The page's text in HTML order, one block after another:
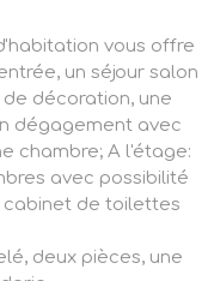
vous offre
un séjour salon
décoration, une
dégagement avec
chambre; A l'étage:
avec possibilité
cabinet de toilettes
deux pièces, une